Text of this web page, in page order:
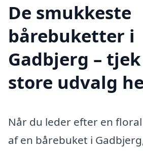
De smukkeste
bårebuketter i
Gadbjerg –
store udvalg
Når du leder efter en
af en bårebuket i